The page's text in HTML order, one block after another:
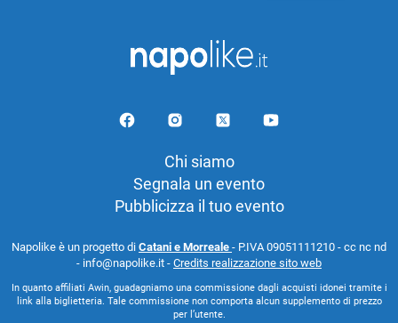
Chi siamo
Segnala un evento
Pubblicizza il tuo evento
Napolike è un progetto di Catani e Morreale - P.IVA 09051111210 - cc nc nd
- info@napolike.it - Credits realizzazione sito web
In quanto affiliati Awin, guadagniamo una commissione dagli acquisti idonei tramite i
link alla biglietteria. Tale commissione non comporta alcun supplemento di prezzo
per l’utente.